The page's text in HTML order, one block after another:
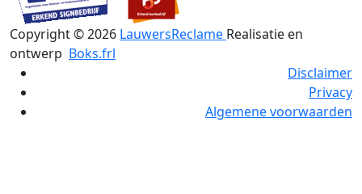
Copyright ©2026 LauwersReclame Realisatie en
ontwerp Boks.frl
Disclaimer
Privacy
Algemene voorwaarden